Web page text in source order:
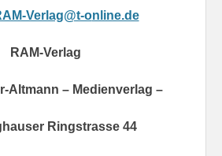
Verlag@t-online.de
RAM-Verlag
Altmann – Medienverlag –
Ringstrasse 44